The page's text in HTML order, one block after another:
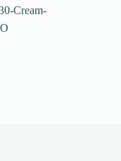
Cream-